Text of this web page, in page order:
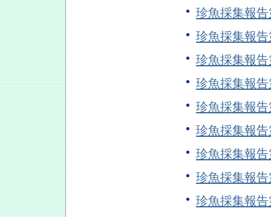
珍魚採集報
珍魚採集報
珍魚採集報
珍魚採集報
珍魚採集報
珍魚採集報
珍魚採集報
珍魚採集報
珍魚採集報